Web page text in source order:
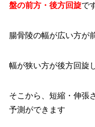
盤の前方・後方回旋で
腸骨陵の幅が広い方が
幅が狭い方が後方回旋
そこから、短縮・伸張
予測ができます